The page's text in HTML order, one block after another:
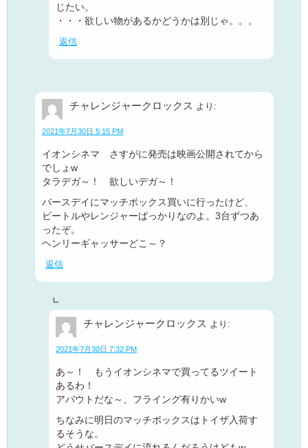
じたい。
・・・欲しい物があるかどうかは別じゃ。。。
返信
チャレンジャークロックス より:
2021年7月30日 5:15 PM
イオンシネマ さすがに発売は映画公開されてから
でしょw
タラデガ～！ 欲しいデガ～！
バースデイにマッチボックス買いに行ったけど、
ビートルやレンジャーばっかりなのよ。3台ずつあ
ったぞ。
ヘンリーギャッサーどこ～？
返信
チャレンジャークロックス より:
2021年7月30日 7:32 PM
あ～！ もうイオンシネマで買ってるツイート
あるわ！
アバウトだな～、フライング有りかいw
ちなみに明日のマッチボックスはトイザ入荷す
るそうな。